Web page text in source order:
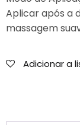
Aplicar após a
massagem
Adicionar a